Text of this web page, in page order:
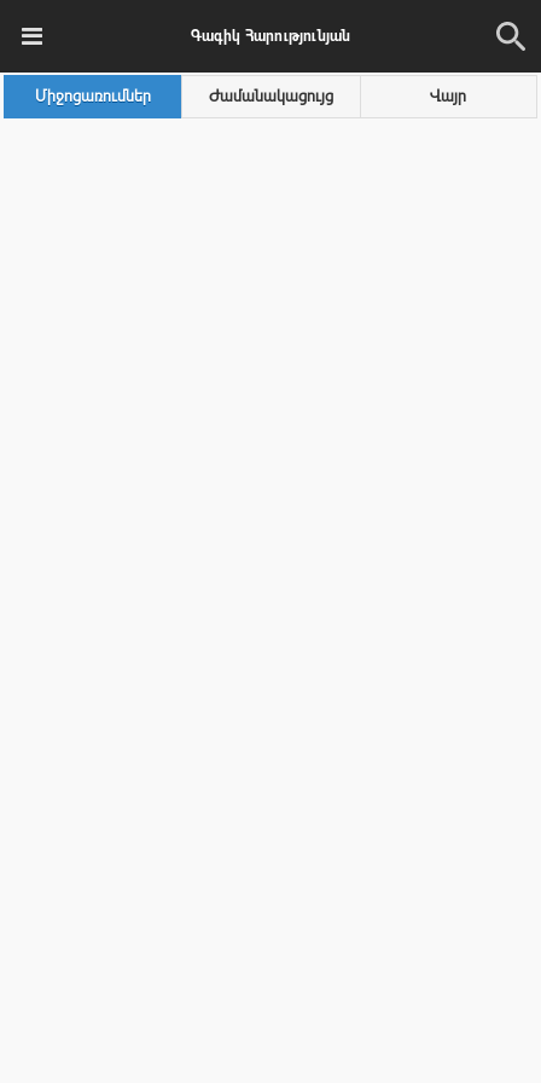
Գագիկ Հարությունյան
Միջոցառումներ Ժամանակացույց Վայր